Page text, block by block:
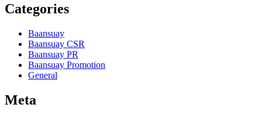
Categories
Baansuay
Baansuay CSR
Baansuay PR
Baansuay Promotion
General
Meta